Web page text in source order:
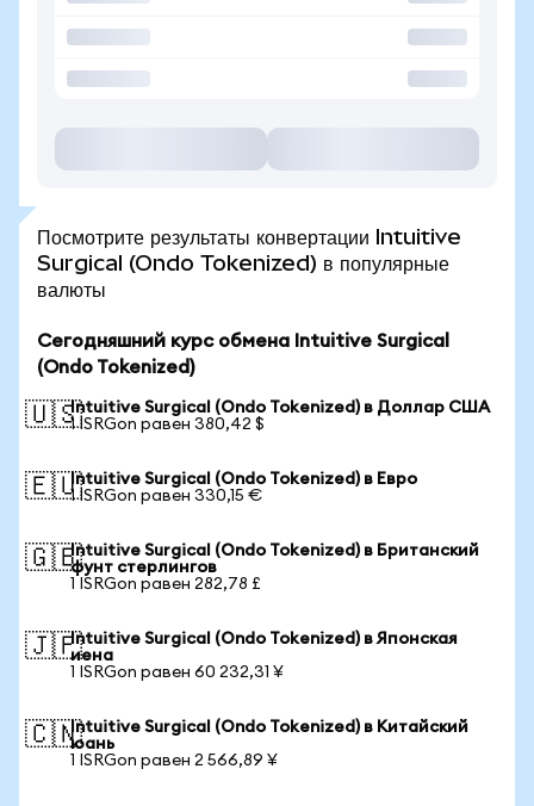
Посмотрите результаты конвертации Intuitive
Surgical (Ondo Tokenized) в популярные
валюты
Сегодняшний курс обмена Intuitive Surgical
(Ondo Tokenized)
🇺🇸Intuitive Surgical (Ondo Tokenized) в Доллар США
1 ISRGon равен 380,42 $
🇪🇺Intuitive Surgical (Ondo Tokenized) в Евро
1 ISRGon равен 330,15 €
🇬🇧Intuitive Surgical (Ondo Tokenized) в Британский
фунт стерлингов
1 ISRGon равен 282,78 £
🇯🇵Intuitive Surgical (Ondo Tokenized) в Японская
иена
1 ISRGon равен 60 232,31 ¥
🇨🇳Intuitive Surgical (Ondo Tokenized) в Китайский
юань
1 ISRGon равен 2 566,89 ¥